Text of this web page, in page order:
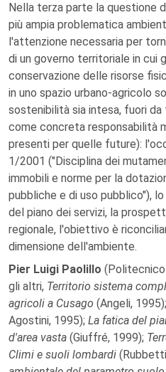
Nella terza parte la questione
più ampia problematica
l'attenzione necessaria per
di un governo territoriale in cui
conservazione delle risorse
in uno spazio urbano-agricolo
sostenibilità sia intesa, fuori
come concreta responsabilità
presenti per quelle future):
1/2001 ("Disciplina dei
immobili e norme per la
pubbliche e di uso pubblico"),
del piano dei servizi, la
regionale, l'obiettivo è
dimensione dell'ambiente.
Pier Luigi Paolillo
gli altri, Territorio sistema
agricoli a Cusago (Angeli, 1995);
Agostini, 1995); La fatica del
d'area vasta (Giuffré, 1999);
Climi e suoli lombardi